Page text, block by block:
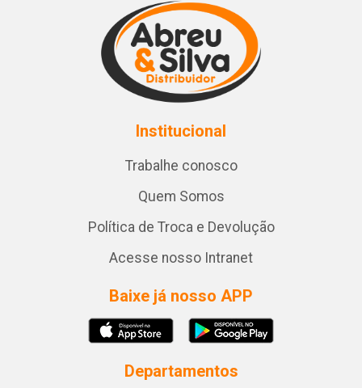
Institucional
Trabalhe conosco
Quem Somos
Política de Troca e Devolução
Acesse nosso Intranet
Baixe já nosso APP
Departamentos